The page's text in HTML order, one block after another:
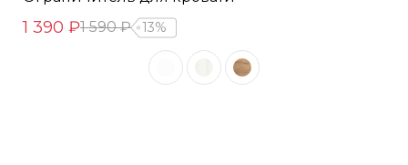
1 390 ₽1 590 ₽ 13%